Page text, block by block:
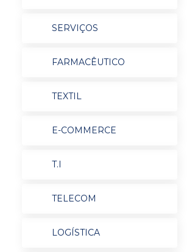
SERVIÇOS
FARMACÊUTICO
TEXTIL
E-COMMERCE
T.I
TELECOM
LOGÍSTICA